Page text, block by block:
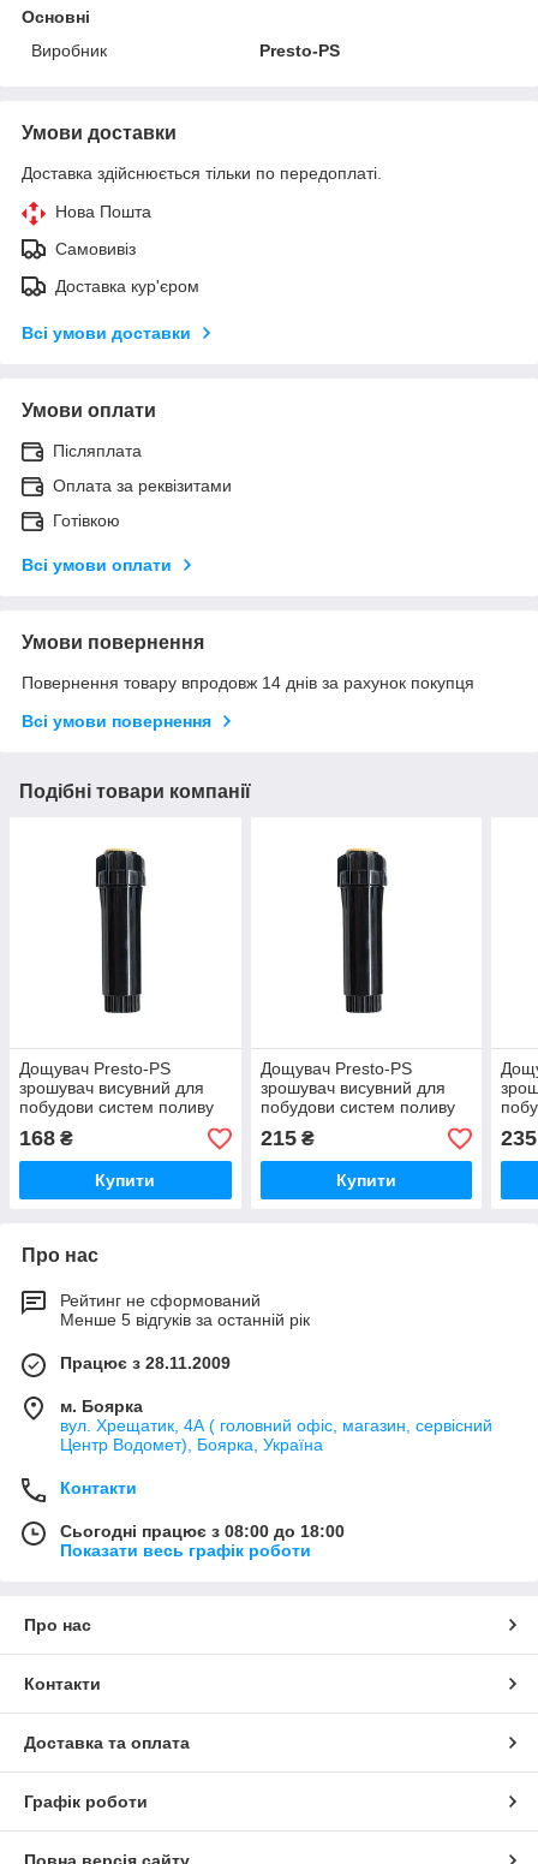
Основні
Виробник
Presto-PS
Умови доставки
Доставка здійснюється тільки по передоплаті.
Нова Пошта
Самовивіз
Доставка кур'єром
Всі умови доставки
Умови оплати
Післяплата
Оплата за реквізитами
Готівкою
Всі умови оплати
Умови повернення
Повернення товару впродовж 14 днів за рахунок покупця
Всі умови повернення
Подібні товари компанії
Дощувач Presto-PS
зрошувач висувний для
побудови систем поливу
(7963) - ps-1011
168 ₴
Купити
Дощувач Presto-PS
зрошувач висувний для
побудови систем поливу
(7965) - ps-1012
215₴
Купити
235
Про нас
Рейтинг не сформований
Менше 5 відгуків за останній рік
Працює з 28.11.2009
м. Боярка
вул. Хрещатик, 4А ( головний офіс, магазин, сервісний
Центр Водомет), Боярка, Україна
Контакти
Сьогодні працює з 08:00 до 18:00
Показати весь графік роботи
Про нас
Контакти
Доставка та оплата
Графік роботи